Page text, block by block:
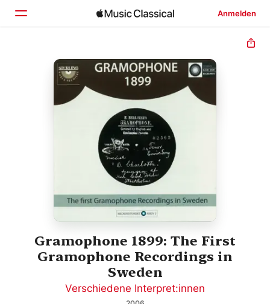
Anmelden
Startseite
Entdecken
Gramophone 1899: The First
Gramophone Recordings in
Sweden
Verschiedene Interpret:innen